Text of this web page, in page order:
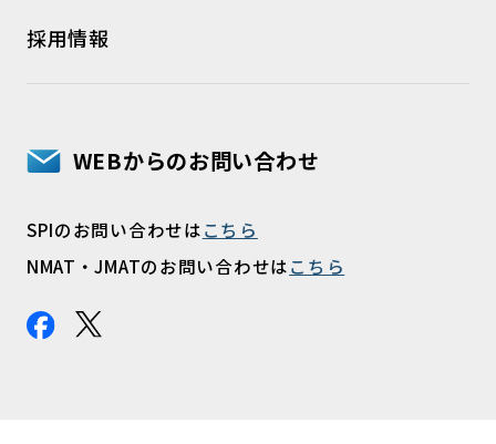
採用情報
WEBからのお問い合わせ
SPIのお問い合わせはこちら
NMAT・JMATのお問い合わせはこちら